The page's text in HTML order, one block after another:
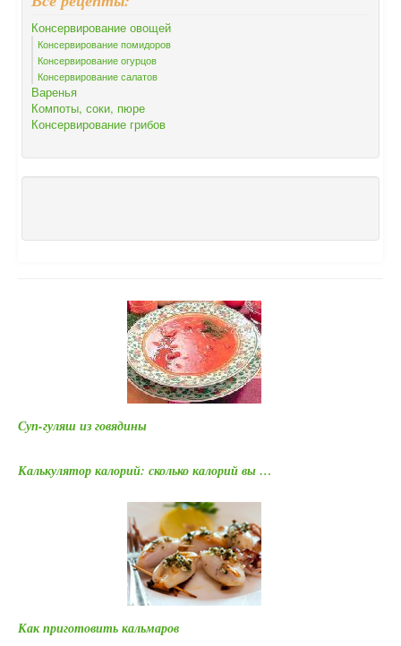
Консервирование овощей
Консервирование помидоров
Консервирование огурцов
Консервирование салатов
Варенья
Компоты, соки, пюре
Консервирование грибов
Суп-гуляш из говядины
Калькулятор калорий: сколько калорий вы …
Как приготовить кальмаров